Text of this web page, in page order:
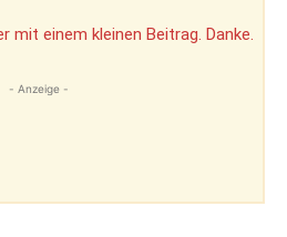
mit einem kleinen Beitrag. Danke.
- Anzeige -